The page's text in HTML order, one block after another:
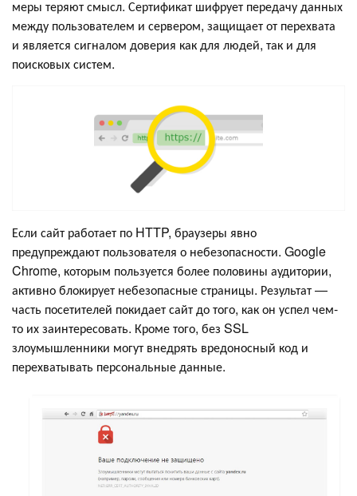
меры теряют смысл. Сертификат шифрует передачу данных
между пользователем и сервером, защищает от перехвата
и является сигналом доверия как для людей, так и для
поисковых систем.
Если сайт работает по HTTP, браузеры явно
предупреждают пользователя о небезопасности. Google
Chrome, которым пользуется более половины аудитории,
активно блокирует небезопасные страницы. Результат —
часть посетителей покидает сайт до того, как он успел чем-
то их заинтересовать. Кроме того, без SSL
злоумышленники могут внедрять вредоносный код и
перехватывать персональные данные.